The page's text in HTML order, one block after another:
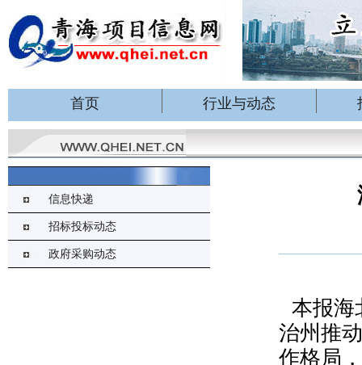
首页 行业与动态
信息快递
招标投标动态
政府采购动态
本报海
治州推
作格局